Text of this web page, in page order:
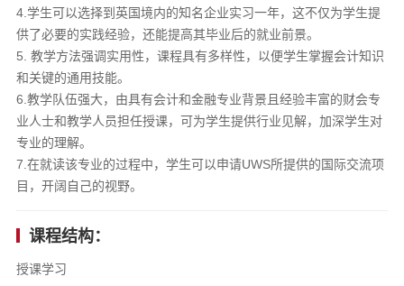
4.学生可以选择到英国境内的知名企业实习一年，这不仅为学生提
供了必要的实践经验，还能提高其毕业后的就业前景。
5. 教学方法强调实用性，课程具有多样性，以便学生掌握会计知识
和关键的通用技能。
6.教学队伍强大，由具有会计和金融专业背景且经验丰富的财会专
业人士和教学人员担任授课，可为学生提供行业见解，加深学生对
专业的理解。
7.在就读该专业的过程中，学生可以申请UWS所提供的国际交流项
目，开阔自己的视野。
课程结构：
授课学习